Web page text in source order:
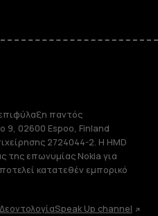
παντός
9, 02600 Espoo, Finland
2724044-2. Η HMD
της επωνυμίας Nokia για
κατατεθέν εμπορικό
ΔεοντολογίαSpeak Up channel